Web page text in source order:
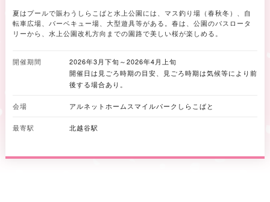
夏はプールで賑わうしらこばと水上公園には、マス釣り場（春秋冬）、自
転車広場、バーベキュー場、大型遊具等がある。春は、公園のバスロータ
リーから、水上公園改札方向までの園路で美しい桜が楽しめる。
開催期間
2026年3月下旬～2026年4月上旬
開催日は見ごろ時期の目安、見ごろ時期は気候等により前
後する場合あり。
会場 アルネットホームスマイルパークしらこばと
最寄駅 北越谷駅